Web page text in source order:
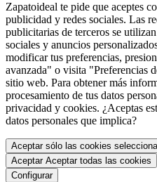
Zapatoideal te pide que aceptes
publicidad y redes sociales. Las
publicitarias de terceros se
sociales y anuncios
modificar tus preferencias,
avanzada" o visita "Preferencias
sitio web. Para obtener más
procesamiento de tus datos
privacidad y cookies. ¿Aceptas
datos personales que implica?
Aceptar sólo las cookies
Aceptar Aceptar todas las cookies
Configurar